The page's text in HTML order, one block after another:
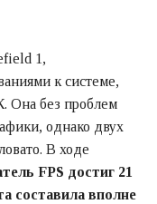
1,
к системе,
Она без проблем
однако двух
В ходе
FPS достиг 21
составила вполне